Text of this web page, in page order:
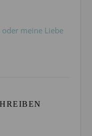
meine Liebe